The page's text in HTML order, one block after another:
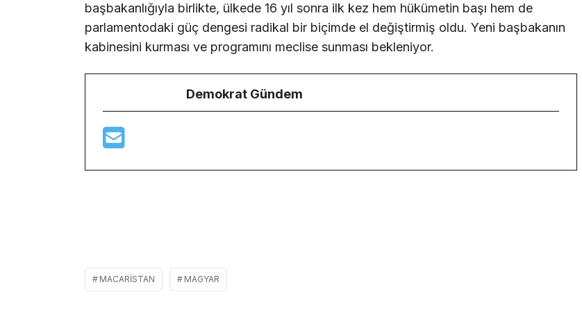
başbakanlığıyla birlikte, ülkede 16 yıl sonra ilk kez hem hükümetin başı hem de
parlamentodaki güç dengesi radikal bir biçimde el değiştirmiş oldu. Yeni başbakanın
kabinesini kurması ve programını meclise sunması bekleniyor.
Demokrat Gündem
MACARISTAN MAGYAR